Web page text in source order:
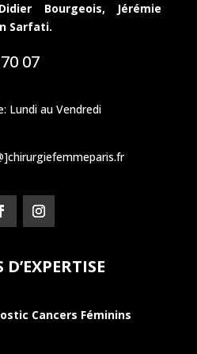
Didier Bourgeois,
Jérémie
Sarfati.
07
Lundi au Vendredi
Cancers Féminins